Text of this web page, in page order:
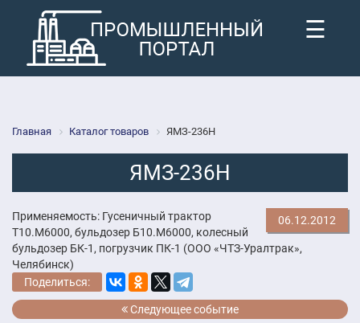
☰
Главная Каталог товаров ЯМЗ-236Н
ЯМЗ-236Н
06.12.2012
Применяемость: Гусеничный трактор
Т10.М6000, бульдозер Б10.М6000, колесный
бульдозер БК-1, погрузчик ПК-1 (ООО «ЧТЗ-Уралтрак»,
Челябинск)
Поделиться:
Следующее событие